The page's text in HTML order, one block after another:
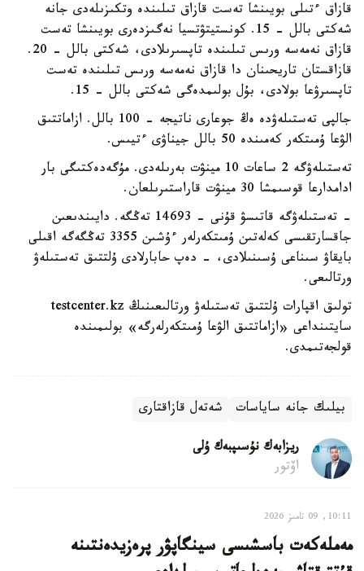
قازاق ءتىلى بويىنشا تەست قازاق تىلىندە وتكىزىلەدى جانە
شەكتى بالل - 15. كونستيتۋتسيا نەگىزدەرى بويىنشا تەست
قازاق نەمەسە ورىس تىلىندە تاپسىرىلادى، شەكتى بالل - 20.
قازاقستان تاريحىنان دا قازاق نەمەسە ورىس تىلىندە تەست
تاپسىرۋعا بولادى، بۇل بولىمدەگى شەكتى بالل - 15.
جالپى تەستىلەۋدە ەڭ جوعارى ناتيجە - 100 بالل. ازاماتتىق
الۋعا ۇمىتكەر كەمىندە 50 بالل جيناۋى ءتيىس.
تەستىلەۋگە 2 ساعات 10 مينۋت بەرىلەدى. مۇگەدەكتىگى بار
ادامدارعا قوسىمشا 30 مينۋت قاراستىرىلعان.
- تەستىلەۋگە قاتىسۋ قۇنى - 14693 تەڭگە. دايىندىعىن
جاقسارتقىسى كەلەتىن ۇمىتكەرلەر ءۇشىن 3355 تەڭگەگە اقىلى
بايقاۋ سىناعى ۇسىنىلادى، - دەپ حابارلادى ۇلتتىق تەستىلەۋ
ورتالىعى.
تولىق اقپارات ۇلتتىق تەستىلەۋ ورتالىعىنىڭ testcenter.kz
سايتىنداعى «ازاماتتىق الۋعا ۇمىتكەرلەرگە» بولىمىندە
قولجەتىمدى.
بيلىك جانە ساياسات شەتەل قازاقتارى
ريزابەك نۇسىپبەك ۇلى
اۆتور
10:11, 09 تامىز 2026
مەملەكەت باسشىسى سينگاپۋر پرەزيدەنتىنە